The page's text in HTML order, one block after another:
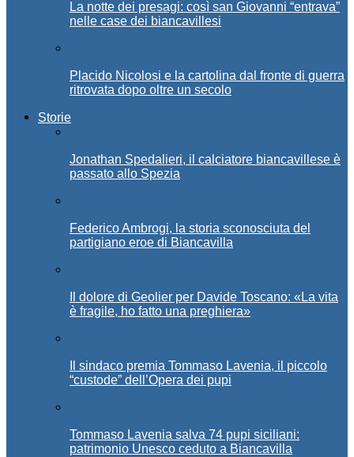
La notte dei presagi: così san Giovanni “entrava”
nelle case dei biancavillesi
Placido Nicolosi e la cartolina dal fronte di guerra
ritrovata dopo oltre un secolo
Storie
Jonathan Spedalieri, il calciatore biancavillese è
passato allo Spezia
Federico Ambrogi, la storia sconosciuta del
partigiano eroe di Biancavilla
Il dolore di Geolier per Davide Toscano: «La vita
è fragile, ho fatto una preghiera»
Il sindaco premia Tommaso Lavenia, il piccolo
“custode” dell’Opera dei pupi
Tommaso Lavenia salva 74 pupi siciliani:
patrimonio Unesco ceduto a Biancavilla